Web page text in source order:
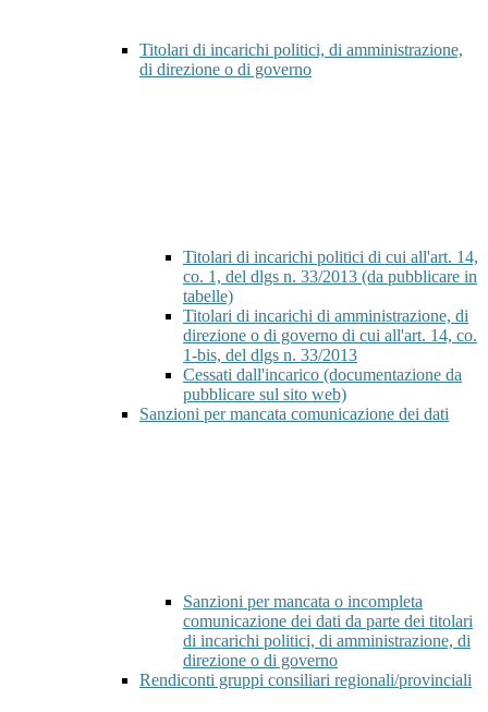
Titolari di incarichi politici, di amministrazione,
di direzione o di governo
Titolari di incarichi politici di cui all'art. 14,
co. 1, del dlgs n. 33/2013 (da pubblicare in
tabelle)
Titolari di incarichi di amministrazione, di
direzione o di governo di cui all'art. 14, co.
1-bis, del dlgs n. 33/2013
Cessati dall'incarico (documentazione da
pubblicare sul sito web)
Sanzioni per mancata comunicazione dei dati
Sanzioni per mancata o incompleta
comunicazione dei dati da parte dei titolari
di incarichi politici, di amministrazione, di
direzione o di governo
Rendiconti gruppi consiliari regionali/provinciali